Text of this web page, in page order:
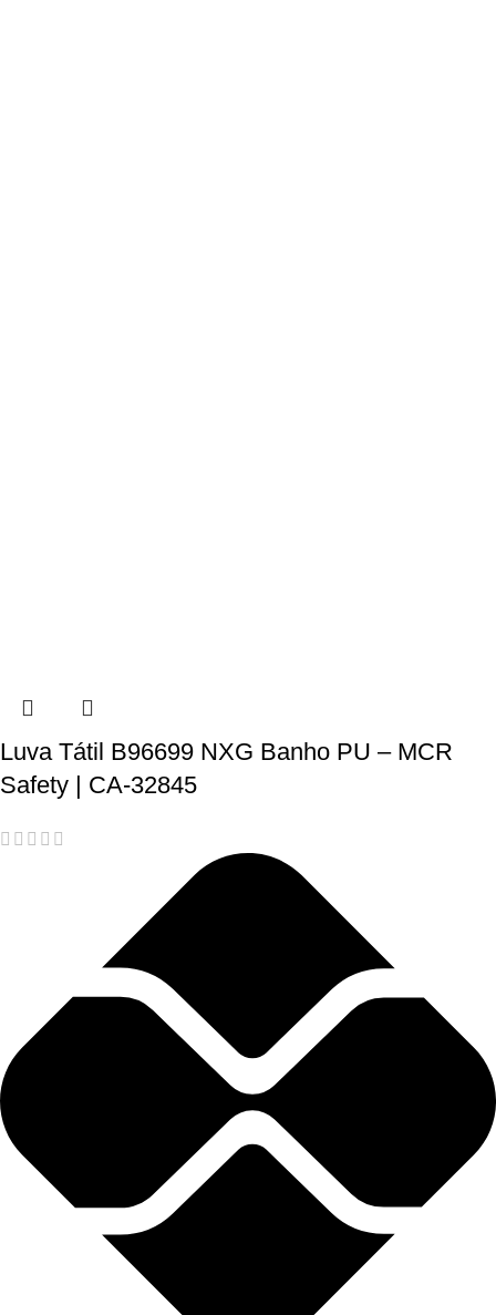
Luva Tátil B96699 NXG Banho PU – MCR
Safety | CA-32845